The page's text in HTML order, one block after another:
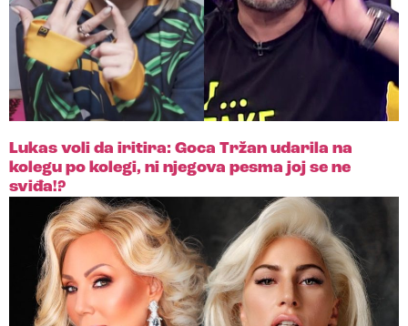
Lukas voli da iritira: Goca Tržan udarila na
kolegu po kolegi, ni njegova pesma joj se ne
sviđa!?